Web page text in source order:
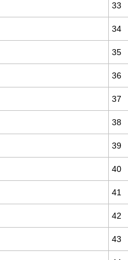
33
34
35
36
37
38
39
40
41
42
43